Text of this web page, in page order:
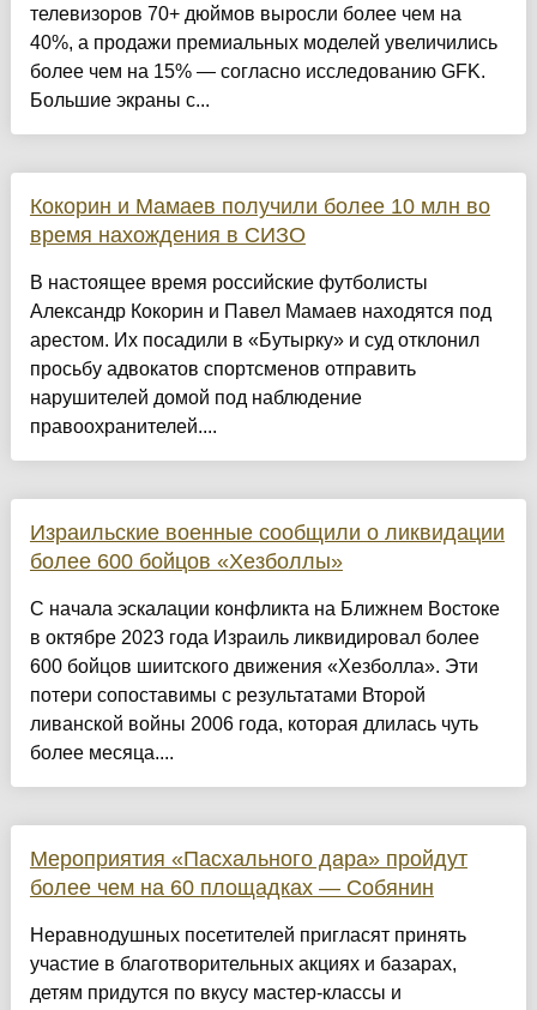
телевизоров 70+ дюймов выросли более чем на
40%, а продажи премиальных моделей увеличились
более чем на 15% — согласно исследованию GFK.
Большие экраны с...
Кокорин и Мамаев получили более 10 млн во
время нахождения в СИЗО
В настоящее время российские футболисты
Александр Кокорин и Павел Мамаев находятся под
арестом. Их посадили в «Бутырку» и суд отклонил
просьбу адвокатов спортсменов отправить
нарушителей домой под наблюдение
правоохранителей....
Израильские военные сообщили о ликвидации
более 600 бойцов «Хезболлы»
С начала эскалации конфликта на Ближнем Востоке
в октябре 2023 года Израиль ликвидировал более
600 бойцов шиитского движения «Хезболла». Эти
потери сопоставимы с результатами Второй
ливанской войны 2006 года, которая длилась чуть
более месяца....
Мероприятия «Пасхального дара» пройдут
более чем на 60 площадках — Собянин
Неравнодушных посетителей пригласят принять
участие в благотворительных акциях и базарах,
детям придутся по вкусу мастер-классы и